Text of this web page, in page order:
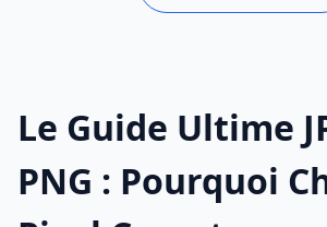
Le Guide Ultime
PNG : Pourquoi